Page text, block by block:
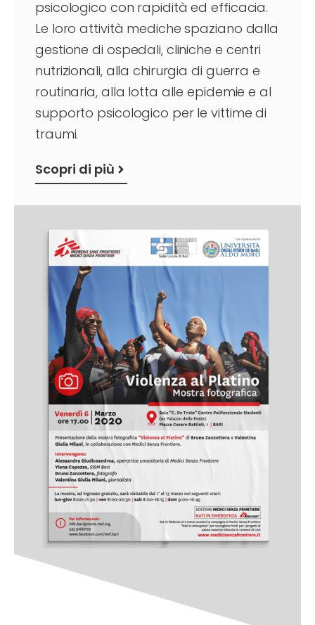
psicologico con rapidità ed efficacia.
Le loro attività mediche spaziano dalla
gestione di ospedali, cliniche e centri
nutrizionali, alla chirurgia di guerra e
routinaria, alla lotta alle epidemie e al
supporto psicologico per le vittime di
traumi.
Scopri di più